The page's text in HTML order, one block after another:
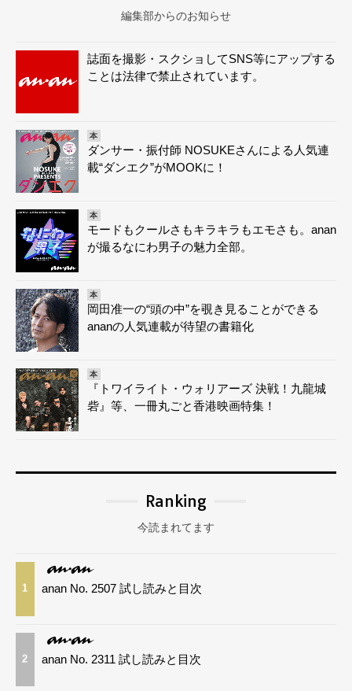
編集部からのお知らせ
誌面を撮影・スクショしてSNS等にアップする
ことは法律で禁止されています。
本
ダンサー・振付師 NOSUKEさんによる人気連
載“ダンエク”がMOOKに！
本
モードもクールさもキラキラもエモさも。anan
が撮るなにわ男子の魅力全部。
本
岡田准一の“頭の中”を覗き見ることができる
ananの人気連載が待望の書籍化
本
『トワイライト・ウォリアーズ 決戦！九龍城
砦』等、一冊丸ごと香港映画特集！
Ranking
今読まれてます
1 anan No. 2507 試し読みと目次
2 anan No. 2311 試し読みと目次